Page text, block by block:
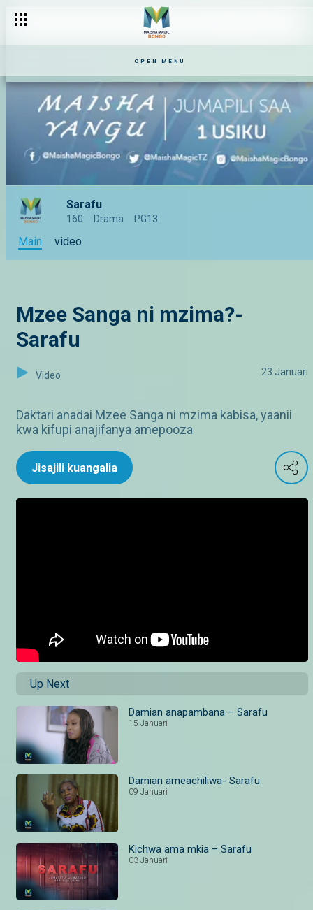
OPEN MENU
Sarafu
160 Drama PG13
Main video
Mzee Sanga ni mzima?-
Sarafu
Video 23 Januari
Daktari anadai Mzee Sanga ni mzima kabisa, yaanii
kwa kifupi anajifanya amepooza
Jisajili kuangalia
Up Next
Damian anapambana – Sarafu
15 Januari
Damian ameachiliwa- Sarafu
09 Januari
Kichwa ama mkia – Sarafu
03 Januari